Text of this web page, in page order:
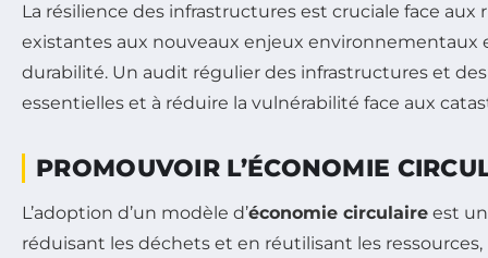
La résilience des infrastructures est cruciale face
existantes aux nouveaux enjeux
durabilité. Un audit régulier des infrastructures et
essentielles et à réduire la vulnérabilité face aux
PROMOUVOIR L’ÉCONOMIE
L’adoption d’un modèle d’économie circulaire est
réduisant les déchets et en réutilisant les